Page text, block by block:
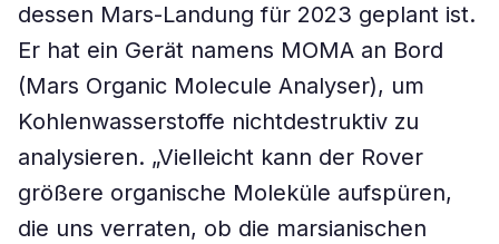
dessen Mars-Landung für 2023 geplant ist.
Er hat ein Gerät namens MOMA an Bord
(Mars Organic Molecule Analyser), um
Kohlenwasserstoffe nichtdestruktiv zu
analysieren. „Vielleicht kann der Rover
größere organische Moleküle aufspüren,
die uns verraten, ob die marsianischen